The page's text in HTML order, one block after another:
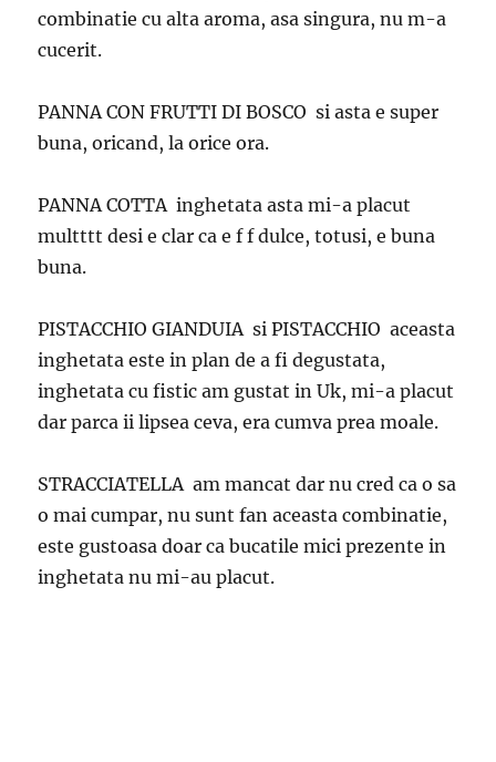
combinatie cu alta aroma, asa singura, nu m-a
cucerit.
PANNA CON FRUTTI DI BOSCO si asta e super
buna, oricand, la orice ora.
PANNA COTTA inghetata asta mi-a placut
multttt desi e clar ca e f f dulce, totusi, e buna
buna.
PISTACCHIO GIANDUIA si PISTACCHIO aceasta
inghetata este in plan de a fi degustata,
inghetata cu fistic am gustat in Uk, mi-a placut
dar parca ii lipsea ceva, era cumva prea moale.
STRACCIATELLA am mancat dar nu cred ca o sa
o mai cumpar, nu sunt fan aceasta combinatie,
este gustoasa doar ca bucatile mici prezente in
inghetata nu mi-au placut.